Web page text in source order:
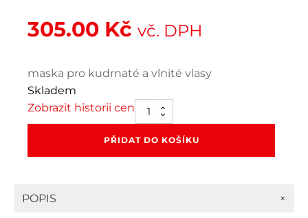
305.00 Kč vč. DPH
maska pro kudrnaté a vlnité vlasy
Skladem
Zobrazit historii cen Echosline
Curl
Mask
PŘIDAT DO KOŠÍKU
POPIS +